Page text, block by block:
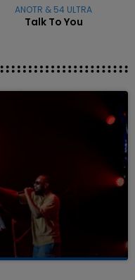
ANOTR & 54 ULTRA
Talk To You